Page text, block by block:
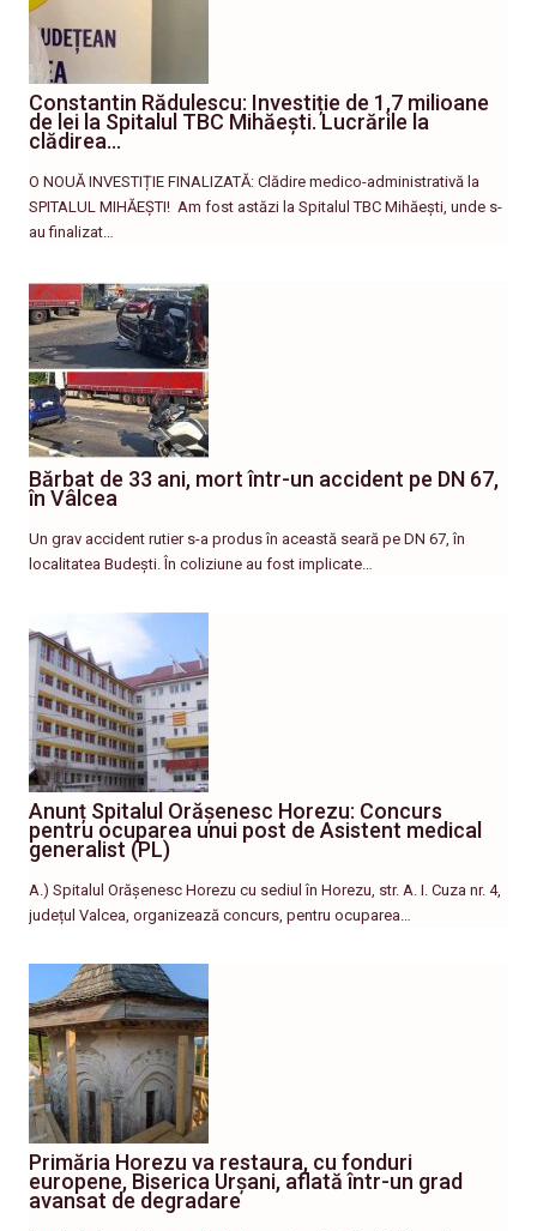
Constantin Rădulescu: Investiție de 1,7 milioane
de lei la Spitalul TBC Mihăești. Lucrările la
clădirea…
O NOUĂ INVESTIȚIE FINALIZATĂ: Clădire medico-administrativă la
SPITALUL MIHĂEȘTI! ​ Am fost astăzi la Spitalul TBC Mihăești, unde s-
au finalizat…
Bărbat de 33 ani, mort într-un accident pe DN 67,
în Vâlcea
Un grav accident rutier s-a produs în această seară pe DN 67, în
localitatea Budești. În coliziune au fost implicate…
Anunț Spitalul Orășenesc Horezu: Concurs
pentru ocuparea unui post de Asistent medical
generalist (PL)
A.) Spitalul Orășenesc Horezu cu sediul în Horezu, str. A. I. Cuza nr. 4,
județul Valcea, organizează concurs, pentru ocuparea…
Primăria Horezu va restaura, cu fonduri
europene, Biserica Urșani, aflată într-un grad
avansat de degradare